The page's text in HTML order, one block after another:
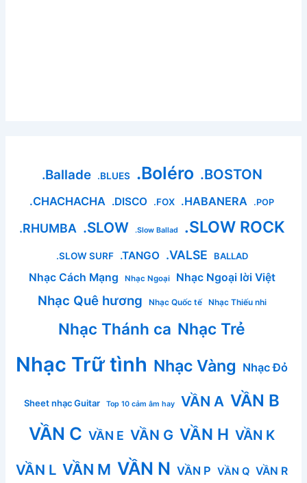
.Ballade .BLUES .Boléro .BOSTON
.CHACHACHA .DISCO .FOX .HABANERA .POP
.RHUMBA .SLOW .Slow Ballad .SLOW ROCK
.SLOW SURF .TANGO .VALSE BALLAD
Nhạc Cách Mạng Nhạc Ngoại Nhạc Ngoại lời Việt
Nhạc Quê hương Nhạc Quốc tế Nhạc Thiếu nhi
Nhạc Thánh ca Nhạc Trẻ
Nhạc Trữ tình Nhạc Vàng Nhạc Đỏ
Sheet nhạc Guitar Top 10 cảm âm hay VẦN A VẦN B
VẦN C VẦN E VẦN G VẦN H VẦN K
VẦN L VẦN M VẦN N VẦN P VẦN Q VẦN R